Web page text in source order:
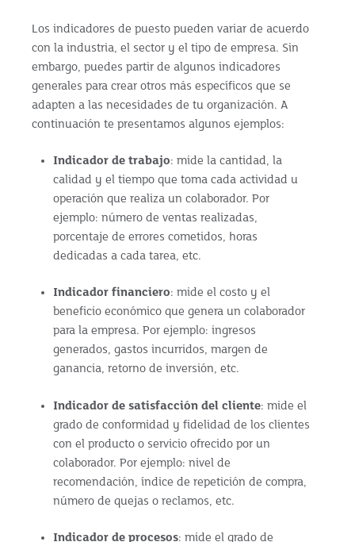
Los indicadores de puesto pueden variar de acuerdo
con la industria, el sector y el tipo de empresa. Sin
embargo, puedes partir de algunos indicadores
generales para crear otros más específicos que se
adapten a las necesidades de tu organización. A
continuación te presentamos algunos ejemplos:
Indicador de trabajo: mide la cantidad, la
calidad y el tiempo que toma cada actividad u
operación que realiza un colaborador. Por
ejemplo: número de ventas realizadas,
porcentaje de errores cometidos, horas
dedicadas a cada tarea, etc.
Indicador financiero: mide el costo y el
beneficio económico que genera un colaborador
para la empresa. Por ejemplo: ingresos
generados, gastos incurridos, margen de
ganancia, retorno de inversión, etc.
Indicador de satisfacción del cliente: mide el
grado de conformidad y fidelidad de los clientes
con el producto o servicio ofrecido por un
colaborador. Por ejemplo: nivel de
recomendación, índice de repetición de compra,
número de quejas o reclamos, etc.
Indicador de procesos: mide el grado de